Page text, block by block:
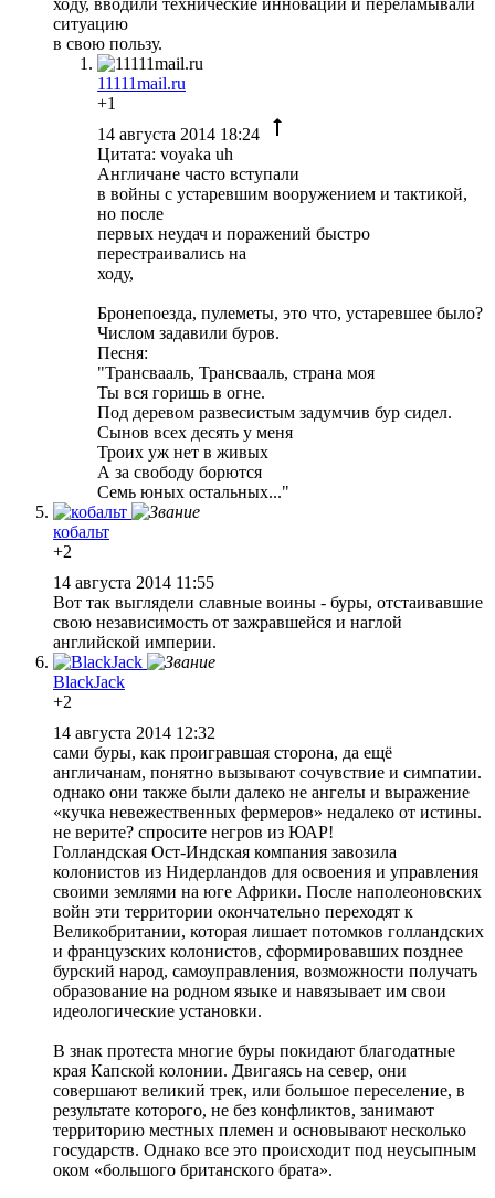
ситуацию
в свою пользу.
11111mail.ru
+1
14 августа 2014 18:24
Цитата: voyaka uh
Англичане часто вступали
в войны с устаревшим вооружением и тактикой,
но после
первых неудач и поражений быстро
перестраивались на
ходу,
Бронепоезда, пулеметы, это что, устаревшее было?
Числом задавили буров.
Песня:
"Трансвааль, Трансвааль, страна моя
Ты вся горишь в огне.
Под деревом развесистым задумчив бур сидел.
Сынов всех десять у меня
Троих уж нет в живых
А за свободу борются
Семь юных остальных..."
кобальт
+2
14 августа 2014 11:55
Вот так выглядели славные воины - буры, отстаивавшие
свою независимость от зажравшейся и наглой
английской империи.
BlackJack
+2
14 августа 2014 12:32
сами буры, как проигравшая сторона, да ещё
англичанам, понятно вызывают сочувствие и симпатии.
однако они также были далеко не ангелы и выражение
«кучка невежественных фермеров» недалеко от истины.
не верите? спросите негров из ЮАР!
Голландская Ост-Индская компания завозила
колонистов из Нидерландов для освоения и управления
своими землями на юге Африки. После наполеоновских
войн эти территории окончательно переходят к
Великобритании, которая лишает потомков голландских
и французских колонистов, сформировавших позднее
бурский народ, самоуправления, возможности получать
образование на родном языке и навязывает им свои
идеологические установки.
В знак протеста многие буры покидают благодатные
края Капской колонии. Двигаясь на север, они
совершают великий трек, или большое переселение, в
результате которого, не без конфликтов, занимают
территорию местных племен и основывают несколько
государств. Однако все это происходит под неусыпным
оком «большого британского брата».